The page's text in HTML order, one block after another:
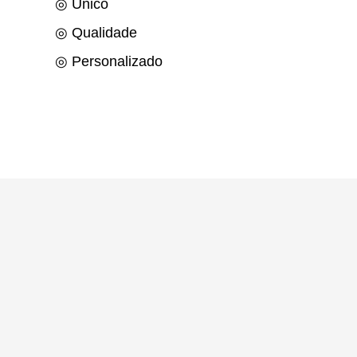
◎ Único
◎ Qualidade
◎ Personalizado